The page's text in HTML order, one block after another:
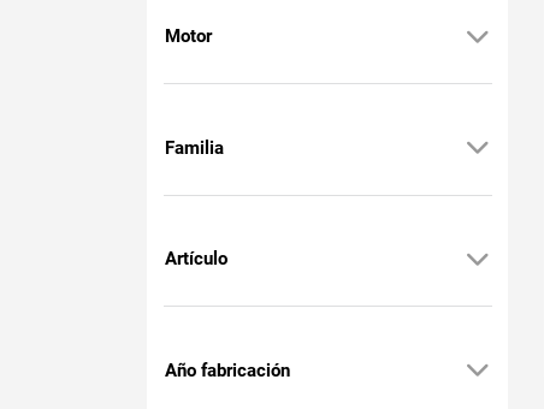
Motor
Familia
Artículo
Año fabricación